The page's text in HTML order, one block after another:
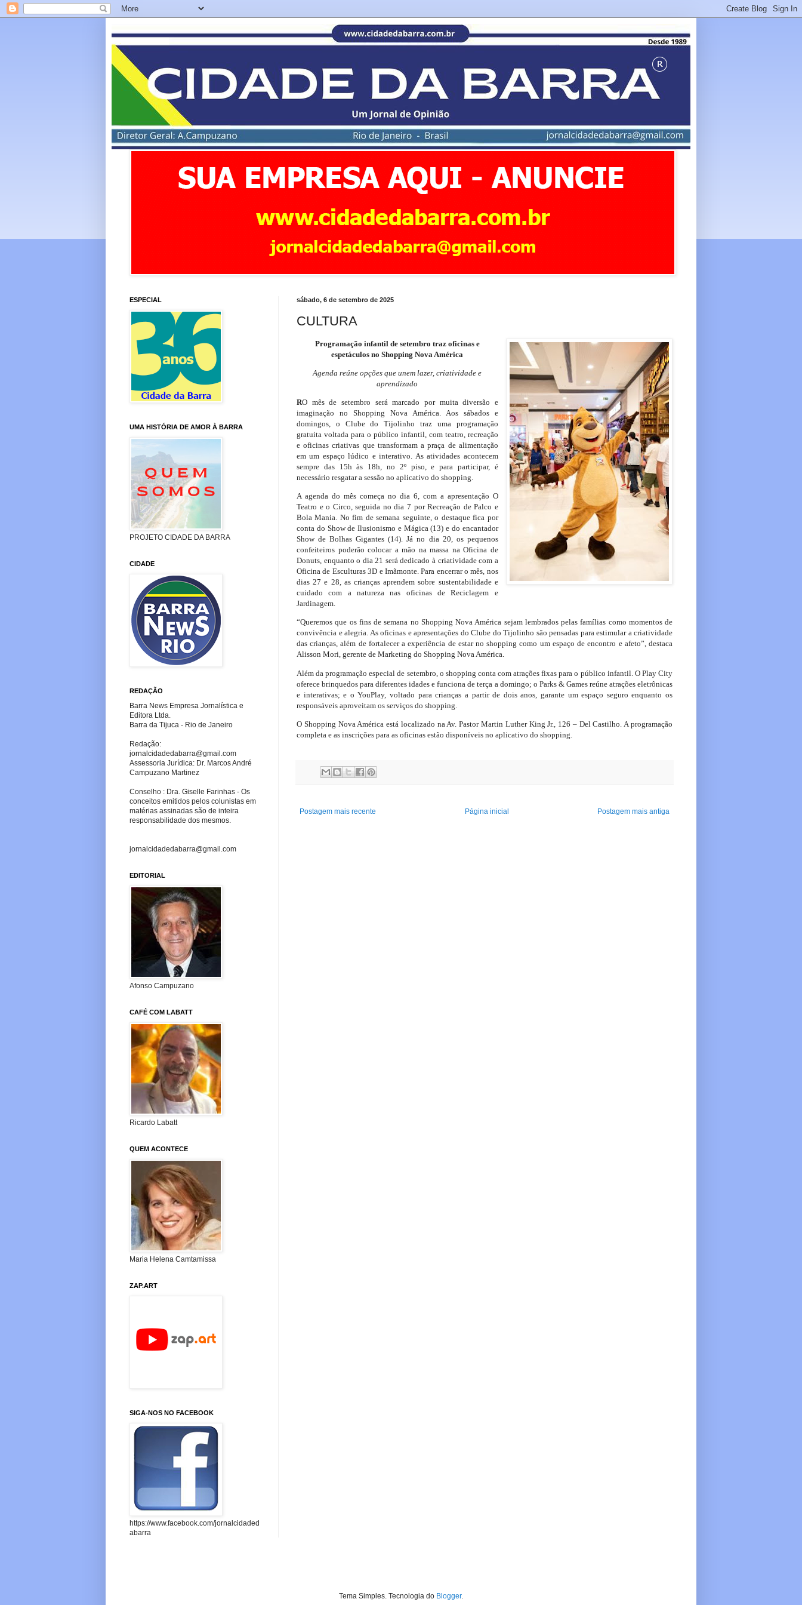
sábado, 6 de setembro de 2025
CULTURA
Programação infantil de setembro traz oficinas e
espetáculos no Shopping Nova América
Agenda reúne opções que unem lazer, criatividade e
aprendizado
RO mês de setembro será marcado por muita diversão e
imaginação no Shopping Nova América. Aos sábados e
domingos, o Clube do Tijolinho traz uma programação
gratuita voltada para o público infantil, com teatro, recreação
e oficinas criativas que transformam a praça de alimentação
em um espaço lúdico e interativo. As atividades acontecem
sempre das 15h às 18h, no 2º piso, e para participar, é
necessário resgatar a sessão no aplicativo do shopping.
A agenda do mês começa no dia 6, com a apresentação O
Teatro e o Circo, seguida no dia 7 por Recreação de Palco e
Bola Mania. No fim de semana seguinte, o destaque fica por
conta do Show de Ilusionismo e Mágica (13) e do encantador
Show de Bolhas Gigantes (14). Já no dia 20, os pequenos
confeiteiros poderão colocar a mão na massa na Oficina de
Donuts, enquanto o dia 21 será dedicado à criatividade com a
Oficina de Esculturas 3D e Imãmonte. Para encerrar o mês, nos
dias 27 e 28, as crianças aprendem sobre sustentabilidade e
cuidado com a natureza nas oficinas de Reciclagem e
Jardinagem.
“Queremos que os fins de semana no Shopping Nova América sejam lembrados pelas famílias como momentos de
convivência e alegria. As oficinas e apresentações do Clube do Tijolinho são pensadas para estimular a criatividade
das crianças, além de fortalecer a experiência de estar no shopping como um espaço de encontro e afeto”, destaca
Alisson Mori, gerente de Marketing do Shopping Nova América.
Além da programação especial de setembro, o shopping conta com atrações fixas para o público infantil. O Play City
oferece brinquedos para diferentes idades e funciona de terça a domingo; o Parks & Games reúne atrações eletrônicas
e interativas; e o YouPlay, voltado para crianças a partir de dois anos, garante um espaço seguro enquanto os
responsáveis aproveitam os serviços do shopping.
O Shopping Nova América está localizado na Av. Pastor Martin Luther King Jr., 126 – Del Castilho. A programação
completa e as inscrições para as oficinas estão disponíveis no aplicativo do shopping.
Postagem mais recente Postagem mais antiga
Página inicial
ESPECIAL
UMA HISTÓRIA DE AMOR À BARRA
PROJETO CIDADE DA BARRA
CIDADE
REDAÇÃO
Barra News Empresa Jornalística e
Editora Ltda.
Barra da Tijuca - Rio de Janeiro
Redação:
jornalcidadedabarra@gmail.com
Assessoria Jurídica: Dr. Marcos André
Campuzano Martinez
Conselho : Dra. Giselle Farinhas - Os
conceitos emitidos pelos colunistas em
matérias assinadas são de inteira
responsabilidade dos mesmos.
jornalcidadedabarra@gmail.com
EDITORIAL
Afonso Campuzano
CAFÉ COM LABATT
Ricardo Labatt
QUEM ACONTECE
Maria Helena Camtamissa
ZAP.ART
SIGA-NOS NO FACEBOOK
https://www.facebook.com/jornalcidaded
abarra
Tema Simples. Tecnologia do Blogger.